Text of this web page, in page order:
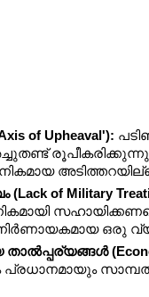
of Upheaval'):
of Military
നിർണായകമായ ഒരു